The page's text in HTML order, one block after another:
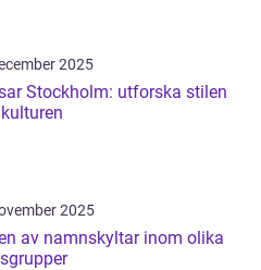
2025
Stockholm: utforska stilen
2025
av namnskyltar inom olika